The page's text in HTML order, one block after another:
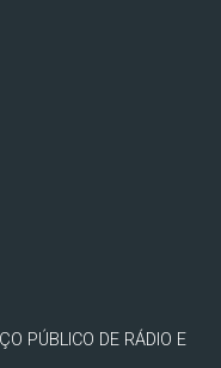
PÚBLICO DE RÁDIO E